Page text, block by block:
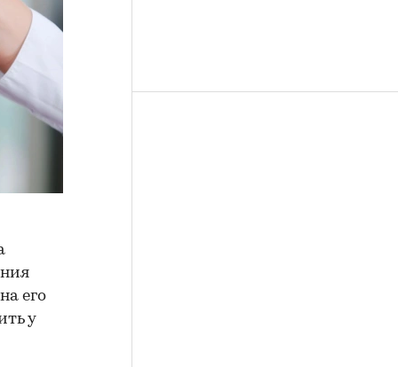
его
у